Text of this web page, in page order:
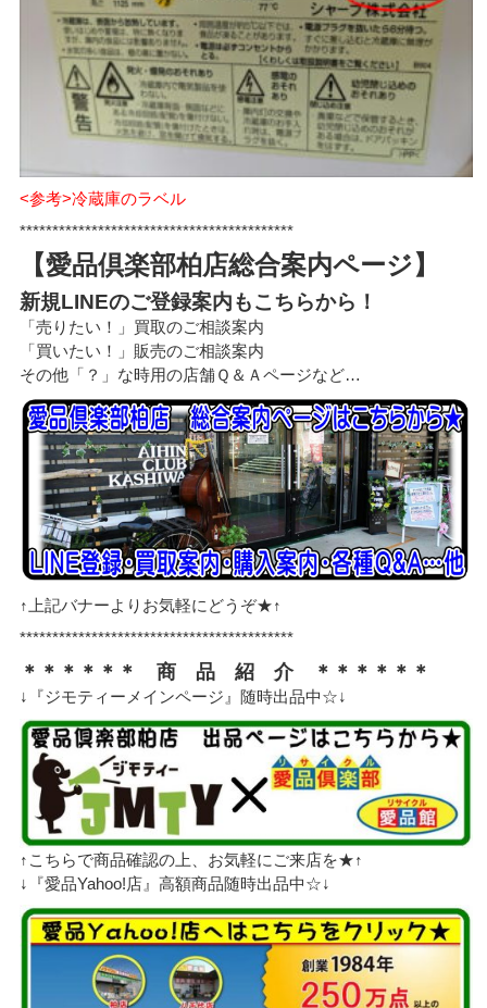
<参考>冷蔵庫のラベル
******************************************
【愛品倶楽部柏店総合案内ページ】
新規LINEのご登録案内もこちらから！
「売りたい！」買取のご相談案内
「買いたい！」販売のご相談案内
その他「？」な時用の店舗Ｑ＆Ａページなど…
↑上記バナーよりお気軽にどうぞ★↑
******************************************
＊＊＊＊＊＊ 商 品 紹 介 ＊＊＊＊＊＊
↓『ジモティーメインページ』随時出品中☆↓
↑こちらで商品確認の上、お気軽にご来店を★↑
↓『愛品Yahoo!店』高額商品随時出品中☆↓